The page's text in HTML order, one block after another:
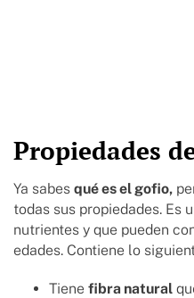
Propiedades
Ya sabes qué es el gofio,
todas sus propiedades. Es
nutrientes y que pueden
edades. Contiene lo
Tiene fibra natural